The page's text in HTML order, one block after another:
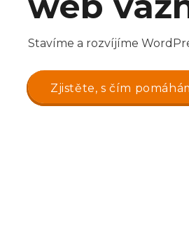
Stavíme a rozvíjíme
Zjistěte, s čím